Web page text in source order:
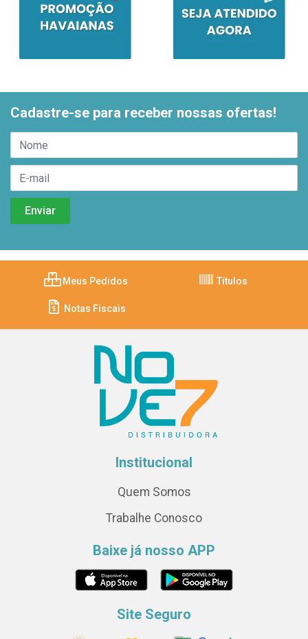
Cadastre-se para receber nossas ofertas!
Meus Pedidos Títulos
Notas Fiscais
Institucional
Quem Somos
Trabalhe Conosco
Baixe já nosso APP
Site Seguro